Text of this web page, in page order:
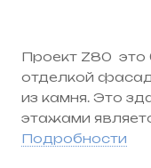
Проект Z80 это
отделкой
из камня. Это
этажами
скандинавской
Подробности